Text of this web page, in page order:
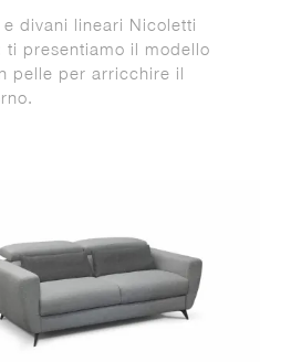
e divani lineari Nicoletti
ti presentiamo il modello
pelle per arricchire il